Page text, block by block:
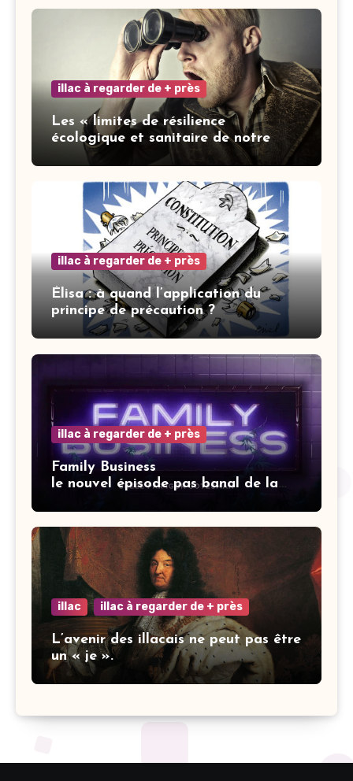
illac à regarder de + près
Les « limites de résilience
écologique et sanitaire de notre
ville » : les mots ne font pas la vertu
illac à regarder de + près
Élisa : à quand l’application du
principe de précaution ?
illac à regarder de + près
Family Business
le nouvel épisode pas banal de la
illac illac à regarder de + près
L’avenir des illacais ne peut pas être
un « je ».